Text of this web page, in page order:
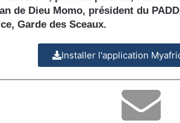
de Dieu Momo, président du
Garde des Sceaux.
Installer l'application